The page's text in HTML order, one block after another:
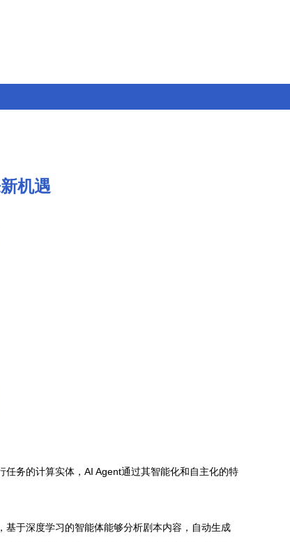
机遇
务的计算实体，AI Agent通过其智能化和自主化的特
于深度学习的智能体能够分析剧本内容，自动生成